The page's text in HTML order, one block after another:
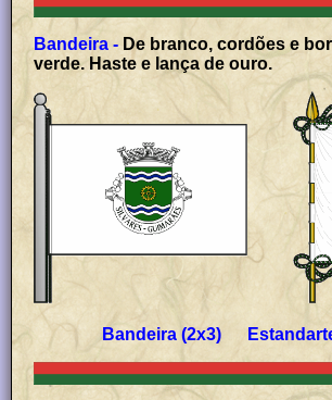
Bandeira - De branco, cordões e
verde. Haste e lança de ouro.
Bandeira (2x3)